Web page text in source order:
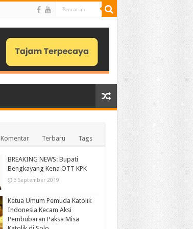
Komentar Terbaru Tags
BREAKING NEWS: Bupati
Bengkayang Kena OTT KPK
3 September 2019
Ketua Umum Pemuda Katolik
Indonesia Kecam Aksi
Pembubaran Paksa Misa